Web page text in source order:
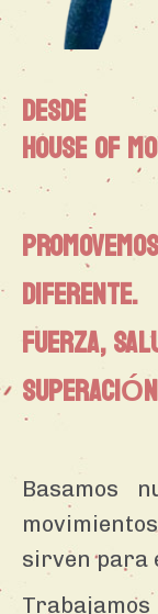
Desde
House of
DIFERENTE.
FUERZA,
Basamos
sirven para